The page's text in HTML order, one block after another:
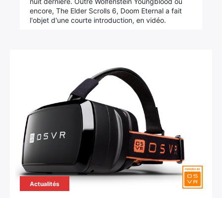
encore, The Elder Scrolls 6, Doom Eternal a fait
l'objet d'une courte introduction, en vidéo.
Actualités